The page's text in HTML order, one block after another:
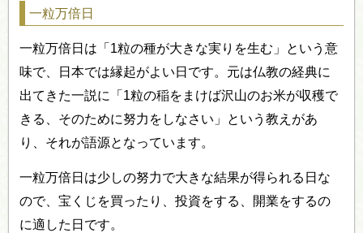
一粒万倍日
一粒万倍日は「1粒の種が大きな実りを生む」という意
味で、日本では縁起がよい日です。元は仏教の経典に
出てきた一説に「1粒の稲をまけば沢山のお米が収穫で
きる、そのために努力をしなさい」という教えがあ
り、それが語源となっています。
一粒万倍日は少しの努力で大きな結果が得られる日な
ので、宝くじを買ったり、投資をする、開業をするの
に適した日です。